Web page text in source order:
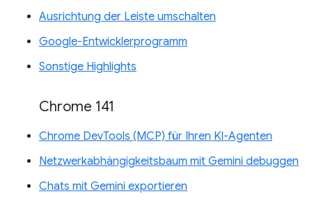
Ausrichtung der Leiste umschalten
Google-Entwicklerprogramm
Sonstige Highlights
Chrome 141
Chrome DevTools (MCP) für Ihren KI-Agenten
Netzwerkabhängigkeitsbaum mit Gemini debuggen
Chats mit Gemini exportieren